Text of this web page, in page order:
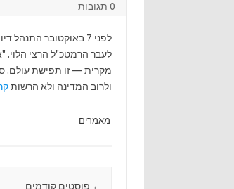
0 תגובות
לפני 7 באוקטובר
לעבר הרמטכ"ל הרצי הלוי.
מקרית — זו תפישת עולם.
ולרוב המדינה ולא הרשות
מאמרים
Post navigation
← פוסטים קודמים